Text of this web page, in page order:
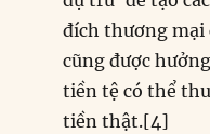
đích thương mại
cũng được
tiền tệ có thể
tiền thật.[4]